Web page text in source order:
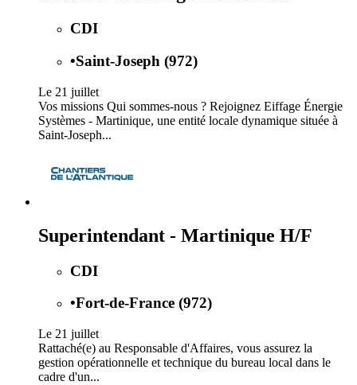
CDI
•Saint-Joseph (972)
Le 21 juillet
Vos missions Qui sommes-nous ? Rejoignez Eiffage Énergie
Systèmes - Martinique, une entité locale dynamique située à
Saint-Joseph...
Superintendant - Martinique H/F
CDI
•Fort-de-France (972)
Le 21 juillet
Rattaché(e) au Responsable d'Affaires, vous assurez la
gestion opérationnelle et technique du bureau local dans le
cadre d'un...